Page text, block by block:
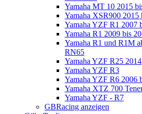
Yamaha MT 10 2015
Yamaha XSR900 2015
Yamaha YZF R1 2007
Yamaha R1 2009 bis
Yamaha R1 und R1M
RN65
Yamaha YZF R25 2014
Yamaha YZF R3
Yamaha YZF R6 2006
Yamaha XTZ 700
Yamaha YZF - R7
GBRacing anzeigen